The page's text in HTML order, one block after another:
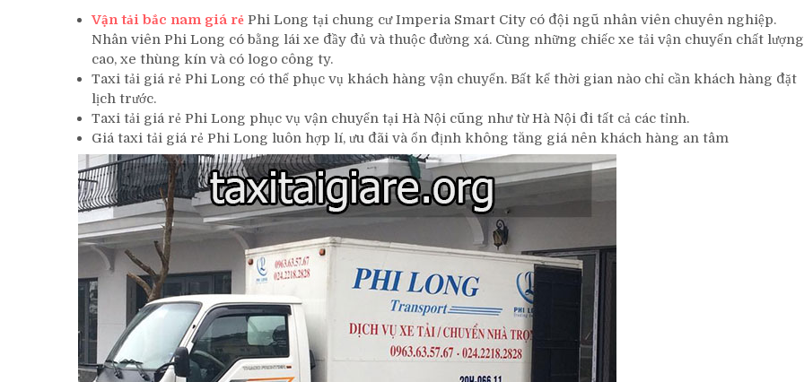
Vận tải bắc nam giá rẻ Phi Long tại chung cư Imperia Smart City có đội ngũ nhân viên chuyên nghiệp.
Nhân viên Phi Long có bằng lái xe đầy đủ và thuộc đường xá. Cùng những chiếc xe tải vận chuyển chất lượng
cao, xe thùng kín và có logo công ty.
Taxi tải giá rẻ Phi Long có thể phục vụ khách hàng vận chuyển. Bất kể thời gian nào chỉ cần khách hàng đặt
lịch trước.
Taxi tải giá rẻ Phi Long phục vụ vận chuyển tại Hà Nội cũng như từ Hà Nội đi tất cả các tỉnh.
Giá taxi tải giá rẻ Phi Long luôn hợp lí, ưu đãi và ổn định không tăng giá nên khách hàng an tâm